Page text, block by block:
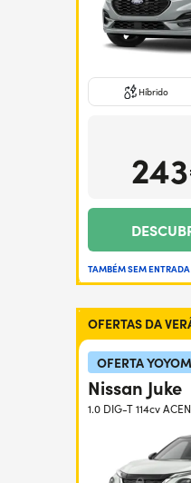
Híbrido
TAMBÉM SEM ENTRADA
OFERTAS DA
OFERTA
Nissan Juke
1.0 DIG-T 114cv